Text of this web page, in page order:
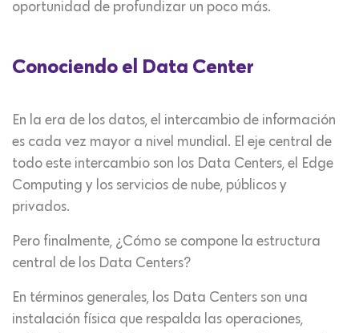
oportunidad de profundizar un poco más.
Conociendo el Data Center
En la era de los datos, el intercambio de información
es cada vez mayor a nivel mundial. El eje central de
todo este intercambio son los Data Centers, el Edge
Computing y los servicios de nube, públicos y
privados.
Pero finalmente, ¿Cómo se compone la estructura
central de los Data Centers?
En términos generales, los Data Centers son una
instalación física que respalda las operaciones,